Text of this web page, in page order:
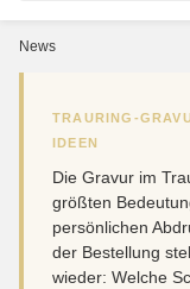
News
TRAURING-
IDEEN
Die Gravur im
größten
persönlichen
der Bestellung
wieder: Welche